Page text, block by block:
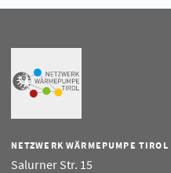
NETZWERK WÄRMEPUMPE TIROL
Salurner Str. 15